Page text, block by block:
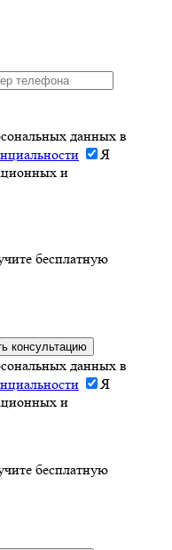
данных в
Я
и
бесплатную
консультацию
данных в
Я
и
бесплатную